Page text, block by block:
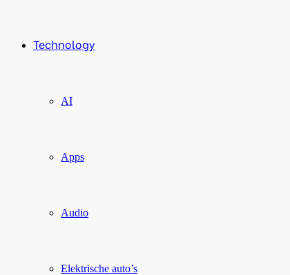
Technology
AI
Apps
Audio
Elektrische auto’s